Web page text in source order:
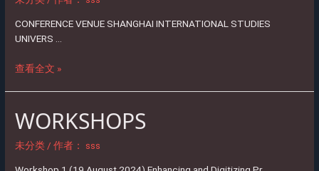
CONFERENCE VENUE SHANGHAI INTERNATIONAL STUDIES
UNIVERS …
查看全文 »
WORKSHOPS
未分类/ 作者： sss
WORKSHOPS